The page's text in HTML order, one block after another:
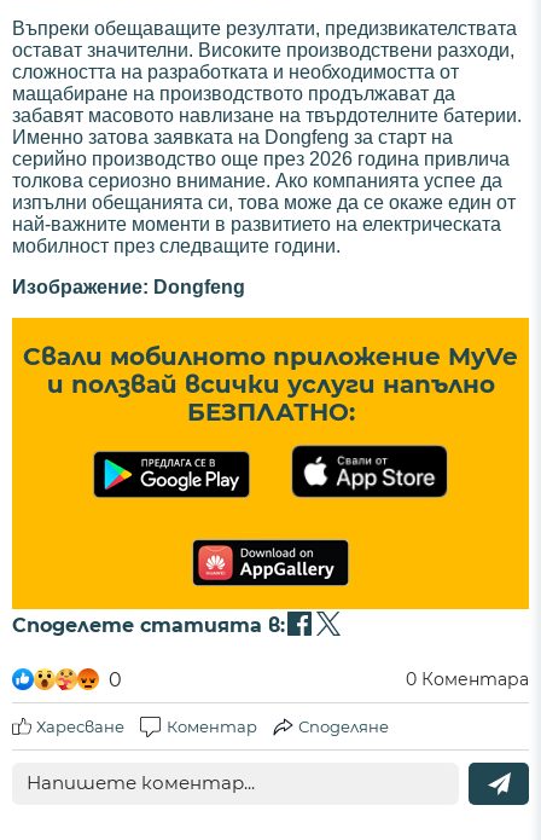
Въпреки обещаващите резултати, предизвикателствата
остават значителни. Високите производствени разходи,
сложността на разработката и необходимостта от
мащабиране на производството продължават да
забавят масовото навлизане на твърдотелните батерии.
Именно затова заявката на Dongfeng за старт на
серийно производство още през 2026 година привлича
толкова сериозно внимание. Ако компанията успее да
изпълни обещанията си, това може да се окаже един от
най-важните моменти в развитието на електрическата
мобилност през следващите години.
Изображение: Dongfeng
Свали мобилното приложение MyVe
и ползвай всички услуги напълно
БЕЗПЛАТНО:
Споделете статията в:
0 0 Коментара
Харесване Коментар Споделяне